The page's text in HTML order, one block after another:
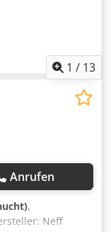
1 / 13
Anrufen
,
Neff